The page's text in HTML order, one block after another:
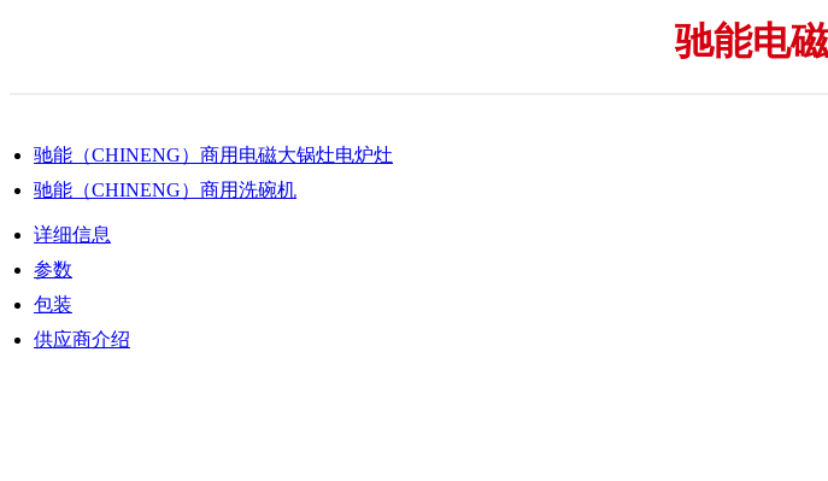
驰能电
驰能（CHINENG）商用电磁大锅灶电炉灶
驰能（CHINENG）商用洗碗机
详细信息
参数
包装
供应商介绍